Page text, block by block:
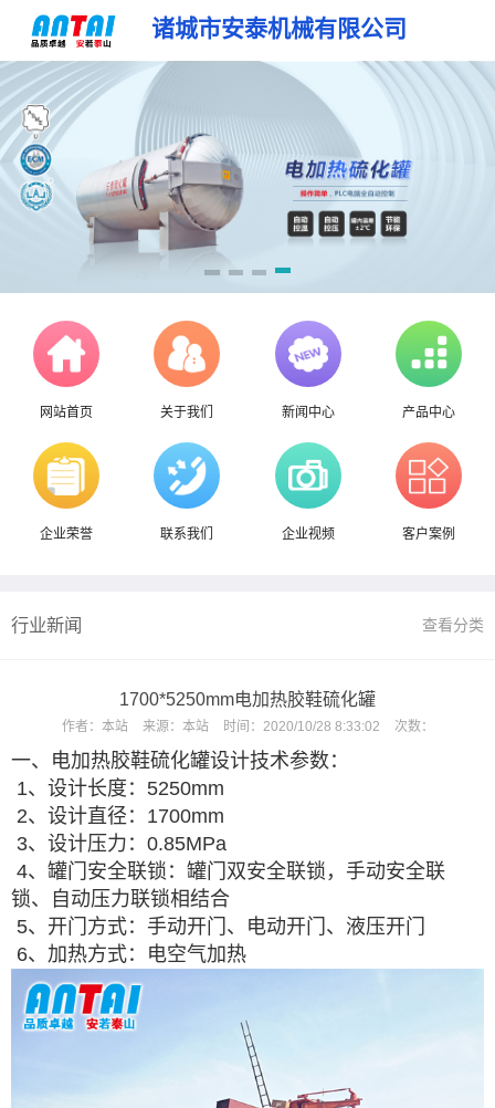
诸城市安泰机械有限公司
网站首页 关于我们 新闻中心 产品中心
企业荣誉 联系我们 企业视频 客户案例
行业新闻 查看分类
1700*5250mm电加热胶鞋硫化罐
作者： 本站 来源： 本站 时间： 2020/10/28 8:33:02 次数：
一、电加热胶鞋硫化罐设计技术参数：
1、设计长度：5250mm
2、设计直径：1700mm
3、设计压力：0.85MPa
4、罐门安全联锁：罐门双安全联锁，手动安全联
锁、自动压力联锁相结合
5、开门方式：手动开门、电动开门、液压开门
6、加热方式：电空气加热